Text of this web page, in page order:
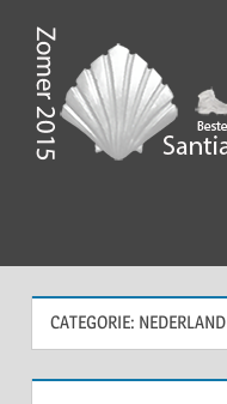
naar
inhoudZomer
2015,
Santiago
de
Compostela
CATEGORIE: NEDERLAND